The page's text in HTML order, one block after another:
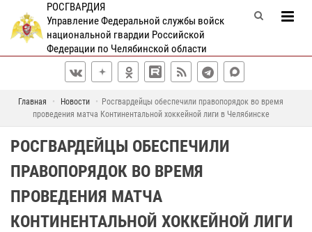
РОСГВАРДИЯ
Управление Федеральной службы войск
национальной гвардии Российской
Федерации по Челябинской области
Главная Новости
Росгвардейцы обеспечили правопорядок во время
проведения матча Континентальной хоккейной лиги в Челябинске
РОСГВАРДЕЙЦЫ ОБЕСПЕЧИЛИ
ПРАВОПОРЯДОК ВО ВРЕМЯ
ПРОВЕДЕНИЯ МАТЧА
КОНТИНЕНТАЛЬНОЙ ХОККЕЙНОЙ ЛИГИ